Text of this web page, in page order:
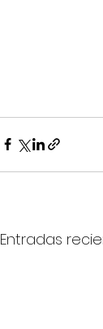
Entradas